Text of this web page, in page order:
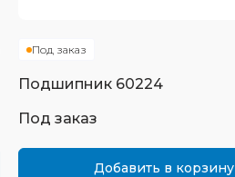
Под заказ
Подшипник 60224
Под заказ
Добавить в корзину